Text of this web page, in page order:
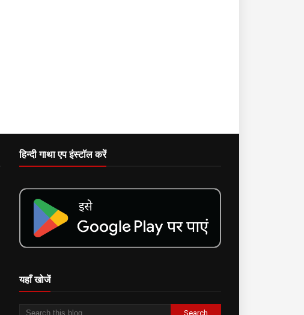
हिन्दी गाथा एप इंस्टॉल करें
यहाँ खोजें